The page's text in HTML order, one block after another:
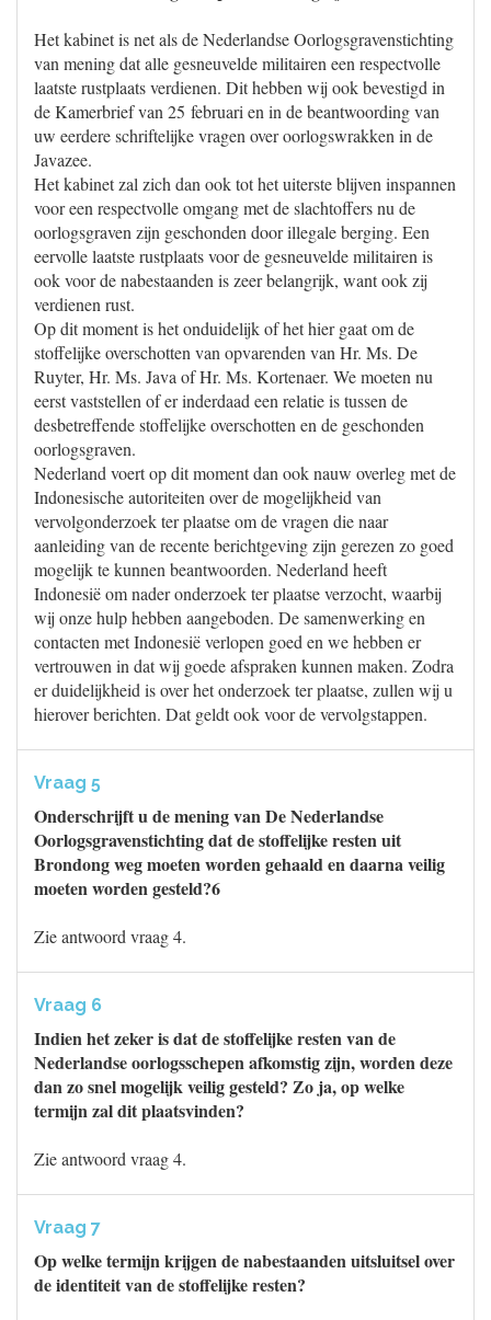
Het kabinet is net als de Nederlandse Oorlogsgravenstichting
van mening dat alle gesneuvelde militairen een respectvolle
laatste rustplaats verdienen. Dit hebben wij ook bevestigd in
de Kamerbrief van 25 februari en in de beantwoording van
uw eerdere schriftelijke vragen over oorlogswrakken in de
Javazee.
Het kabinet zal zich dan ook tot het uiterste blijven inspannen
voor een respectvolle omgang met de slachtoffers nu de
oorlogsgraven zijn geschonden door illegale berging. Een
eervolle laatste rustplaats voor de gesneuvelde militairen is
ook voor de nabestaanden is zeer belangrijk, want ook zij
verdienen rust.
Op dit moment is het onduidelijk of het hier gaat om de
stoffelijke overschotten van opvarenden van Hr. Ms. De
Ruyter, Hr. Ms. Java of Hr. Ms. Kortenaer. We moeten nu
eerst vaststellen of er inderdaad een relatie is tussen de
desbetreffende stoffelijke overschotten en de geschonden
oorlogsgraven.
Nederland voert op dit moment dan ook nauw overleg met de
Indonesische autoriteiten over de mogelijkheid van
vervolgonderzoek ter plaatse om de vragen die naar
aanleiding van de recente berichtgeving zijn gerezen zo goed
mogelijk te kunnen beantwoorden. Nederland heeft
Indonesië om nader onderzoek ter plaatse verzocht, waarbij
wij onze hulp hebben aangeboden. De samenwerking en
contacten met Indonesië verlopen goed en we hebben er
vertrouwen in dat wij goede afspraken kunnen maken. Zodra
er duidelijkheid is over het onderzoek ter plaatse, zullen wij u
hierover berichten. Dat geldt ook voor de vervolgstappen.
Vraag 5
Onderschrijft u de mening van De Nederlandse
Oorlogsgravenstichting dat de stoffelijke resten uit
Brondong weg moeten worden gehaald en daarna veilig
moeten worden gesteld?6
Zie antwoord vraag 4.
Vraag 6
Indien het zeker is dat de stoffelijke resten van de
Nederlandse oorlogsschepen afkomstig zijn, worden deze
dan zo snel mogelijk veilig gesteld? Zo ja, op welke
termijn zal dit plaatsvinden?
Zie antwoord vraag 4.
Vraag 7
Op welke termijn krijgen de nabestaanden uitsluitsel over
de identiteit van de stoffelijke resten?